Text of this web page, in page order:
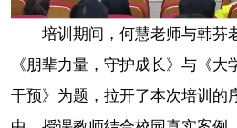
培训期间，何慧老师与韩芬
《朋辈力量，守护成长》与《
干预》为题，拉开了本次培训的